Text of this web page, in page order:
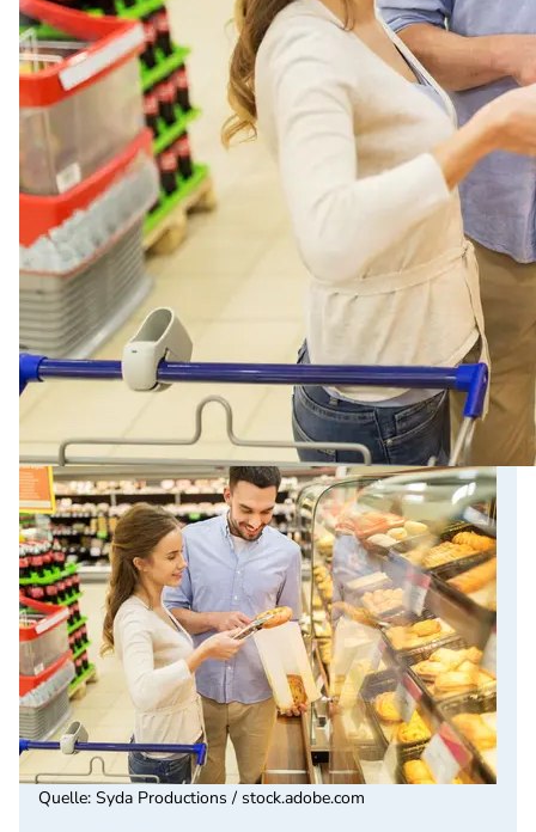
Quelle: Syda Productions / stock.adobe.com